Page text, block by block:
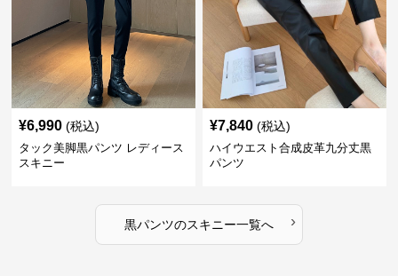
¥6,990 (税込)
タック美脚黒パンツ レディース
スキニー
¥7,840 (税込)
ハイウエスト合成皮革九分丈黒
パンツ
黒パンツのスキニー一覧へ ›